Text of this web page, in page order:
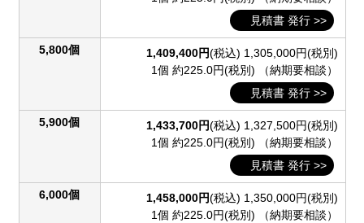
見積書 発行 >>
5,800個 1,409,400円(税込) 1,305,000円(税別)
1個 約225.0円(税別) （納期要相談）
見積書 発行 >>
5,900個 1,433,700円(税込) 1,327,500円(税別)
1個 約225.0円(税別) （納期要相談）
見積書 発行 >>
6,000個 1,458,000円(税込) 1,350,000円(税別)
1個 約225.0円(税別) （納期要相談）